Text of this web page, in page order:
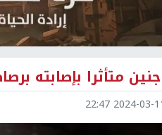
متأثرا بإصابته
2024-03-11